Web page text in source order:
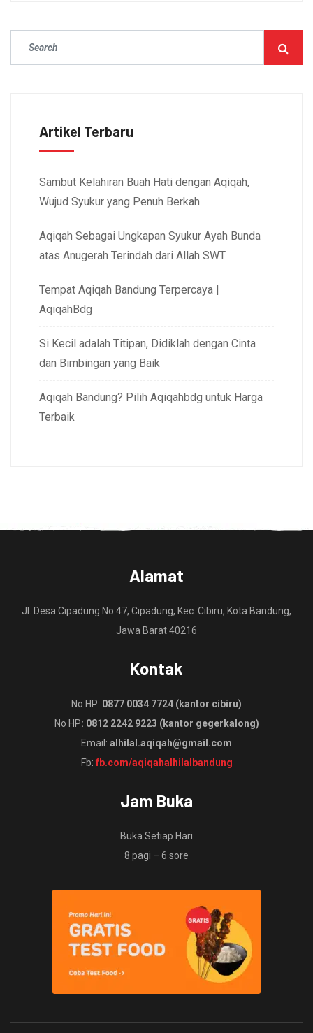
Artikel Terbaru
Sambut Kelahiran Buah Hati dengan Aqiqah,
Wujud Syukur yang Penuh Berkah
Aqiqah Sebagai Ungkapan Syukur Ayah Bunda
atas Anugerah Terindah dari Allah SWT
Tempat Aqiqah Bandung Terpercaya |
AqiqahBdg
Si Kecil adalah Titipan, Didiklah dengan Cinta
dan Bimbingan yang Baik
Aqiqah Bandung? Pilih Aqiqahbdg untuk Harga
Terbaik
Alamat
Jl. Desa Cipadung No.47, Cipadung, Kec. Cibiru, Kota Bandung,
Jawa Barat 40216
Kontak
No HP: 0877 0034 7724 (kantor cibiru)
No HP: 0812 2242 9223 (kantor gegerkalong)
Email: alhilal.aqiqah@gmail.com
Fb: fb.com/aqiqahalhilalbandung
Jam Buka
Buka Setiap Hari
8 pagi – 6 sore